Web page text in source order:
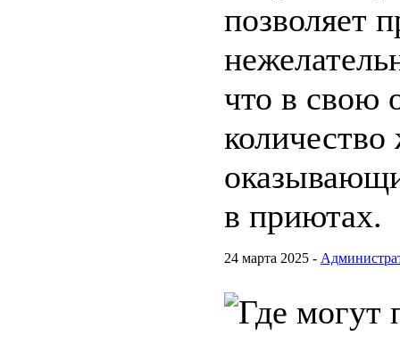
позволяет
что в свою
в приютах.
24 марта 2025 -